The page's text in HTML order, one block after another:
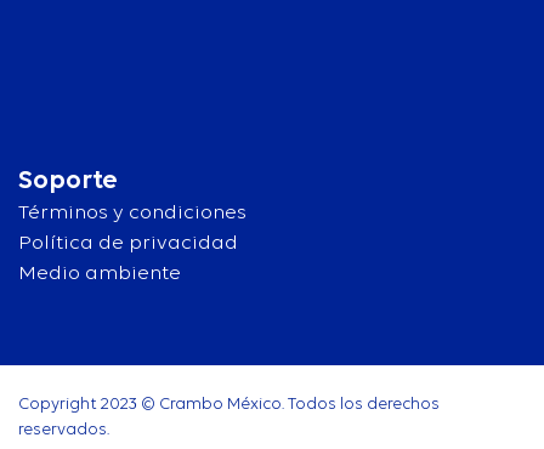
Soporte
Términos y condiciones
Política de privacidad
Medio ambiente
Copyright 2023 © Crambo México. Todos los derechos
reservados.